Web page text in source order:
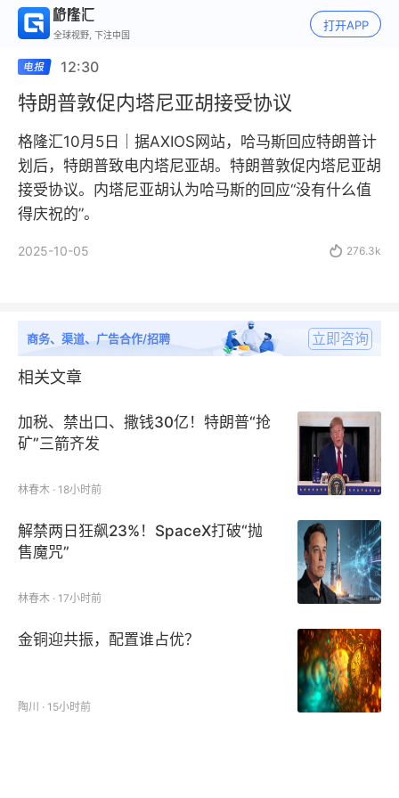
全球视野, 下注中国
打开APP
12:30
特朗普敦促内塔尼亚胡接受协议
格隆汇10月5日｜据AXIOS网站，哈马斯回应特朗普计
划后，特朗普致电内塔尼亚胡。特朗普敦促内塔尼亚胡
接受协议。内塔尼亚胡认为哈马斯的回应“没有什么值
得庆祝的”。
2025-10-05  276.3k
商务、渠道、广告合作/招聘 立即咨询
相关文章
加税、禁出口、撒钱30亿！特朗普“抢
矿”三箭齐发
林春木 · 18小时前
解禁两日狂飙23%！SpaceX打破“抛
售魔咒”
林春木 · 17小时前
金铜迎共振，配置谁占优？
陶川 · 15小时前